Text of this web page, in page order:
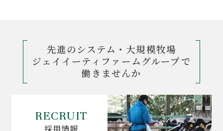
先進のシステム・大規模牧場
ジェイイーティファームグループで
働きませんか
RECRUIT
採用情報